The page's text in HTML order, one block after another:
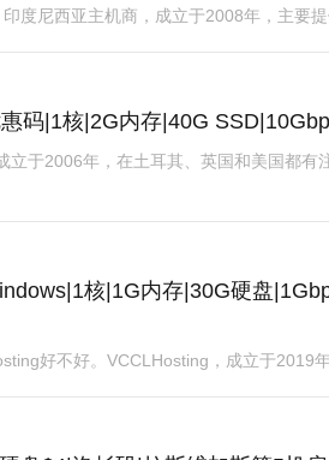
度尼西亚主机商，成立于2008年，主要
码|1核|2G内存|40G
立于2006年，在土耳其、英国和美国都有
核|1G内存|30G硬盘
好不好。VCCLHosting，成立于2019